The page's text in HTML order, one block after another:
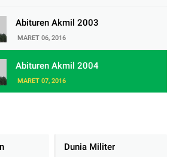
Abituren Akmil 2003
MARET 06, 2016
Abituren Akmil 2004
MARET 07, 2016
Dunia Militer